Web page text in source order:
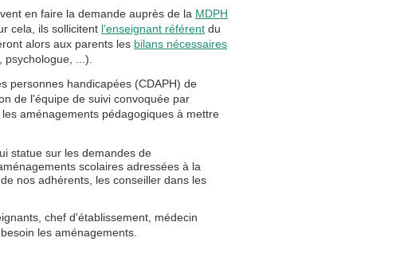
en faire la demande auprès de la MDPH
cela, ils sollicitent l’enseignant référent du
alors aux parents les bilans nécessaires
...).
personnes handicapées (CDAPH) de
de l'équipe de suivi convoquée par
aménagements pédagogiques à mettre
statue sur les demandes de
scolaires adressées à la
nos adhérents, les conseiller dans les
chef d'établissement, médecin
les aménagements.